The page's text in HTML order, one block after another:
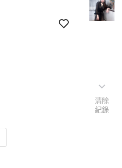
清除
紀錄